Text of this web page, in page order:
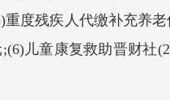
重度残疾人代缴补充养
儿童康复救助晋财社